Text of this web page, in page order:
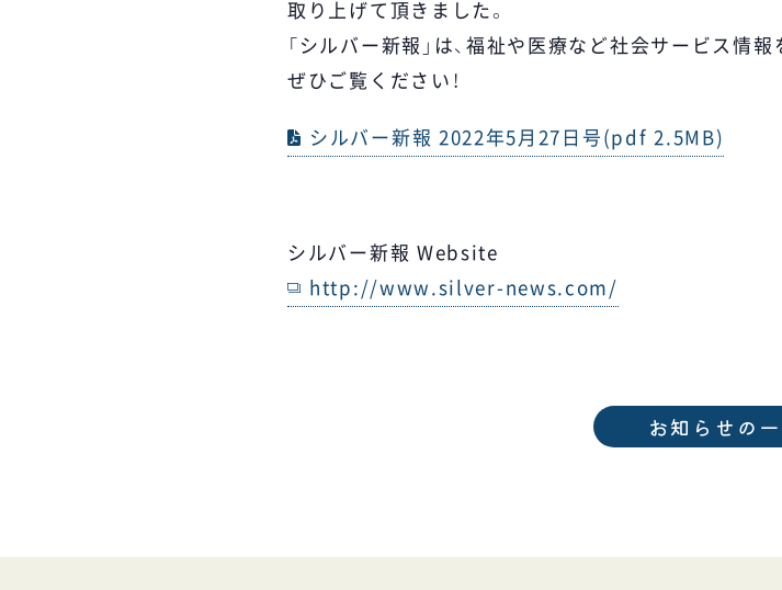
取り上げて頂きました。
「シルバー新報」は、福祉や医療など社会サービス情
ぜひご覧ください！
シルバー新報 2022年5月27日号(pdf 2.5MB)
シルバー新報 Website
http://www.silver-news.com/
お知らせの